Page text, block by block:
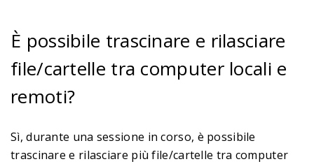
È possibile trascinare e rilasciare
file/cartelle tra computer locali e
remoti?
Sì, durante una sessione in corso, è possibile
trascinare e rilasciare più file/cartelle tra computer